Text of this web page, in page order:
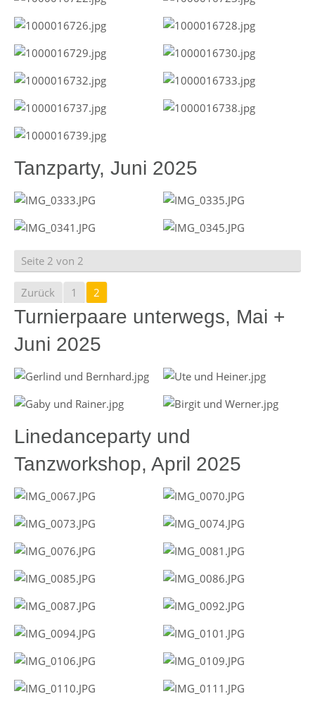
Tanzparty, Juni 2025
Seite 2 von 2
Zurück 1 2
Turnierpaare unterwegs, Mai +
Juni 2025
Linedanceparty und
Tanzworkshop, April 2025